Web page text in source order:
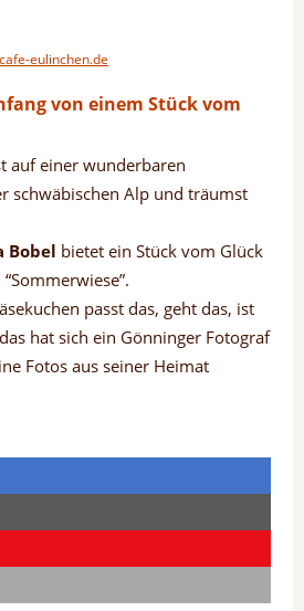
eulinchen.de
von einem Stück vom
auf einer wunderbaren
schwäbischen Alp und träumst
Bobel bietet ein Stück vom Glück
passt das, geht das, ist
hat sich ein Gönninger Fotograf
Fotos aus seiner Heimat